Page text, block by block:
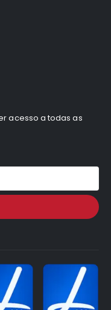
acesso a todas as